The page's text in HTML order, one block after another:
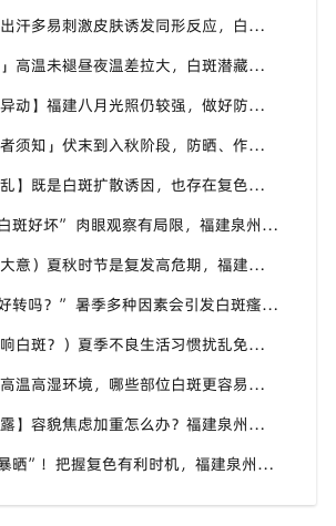
（夏末高发预警）出汗多易刺激皮肤诱发同形反应，白斑要做好皮肤清洁，福建泉州中科白癜风医院科普日常防护细节
「立秋过后别大意」高温未褪昼夜温差拉大，白斑潜藏波动风险，福建泉州中科白癜风医院分享白斑人群换季养护要点
【夏秋交替白斑易异动】福建八月光照仍较强，做好防晒保湿维稳，福建泉州中科白癜风医院提醒切勿盲目中断白斑调理
「泉州本地白斑患者须知」伏末到入秋阶段，防晒、作息、情绪三件事要抓好，福建泉州中科白癜风医院给出养护指南
【高温诱发免疫紊乱】既是白斑扩散诱因，也存在复色机遇，福建泉州中科白癜风医院客观解读夏季白癜风双重属性
“不要凭感觉判断白斑好坏” 肉眼观察有局限，福建泉州中科白癜风医院告诉白癜风患者定期专科检查的必要性
（刚复色白斑切莫大意）夏秋时节是复发高危期，福建泉州中科白癜风医院提醒白斑巩固期坚持规范管理很关键
“白斑发痒就是要好转吗？” 暑季多种因素会引发白斑瘙痒，福建泉州中科白癜风医院教你分清白斑瘙痒诱因
（熬夜喝冰饮会影响白斑？）夏季不良生活习惯扰乱免疫，福建泉州中科白癜风医院提醒白斑患者做好日常养护
「泉州三伏尾声」高温高湿环境，哪些部位白斑更容易扩散？福建泉州中科白癜风医院盘点夏季白斑高发位置
【衣着单薄白斑外露】容貌焦虑加重怎么办？福建泉州中科白癜风医院助力本地白癜风患者科学应对夏季白斑困扰
“夏日光疗不等于暴晒”！把握复色有利时机，福建泉州中科白癜风医院讲讲白癜风夏季诊疗的注意事项